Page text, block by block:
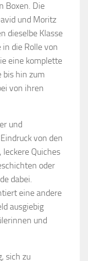
Boxen. Die
und Moritz
dieselbe Klasse
die Rolle von
eine komplette
bis hin zum
von ihren
und
von den
Quiches
oder
dabei.
eine andere
ausgiebig
und
sich zu